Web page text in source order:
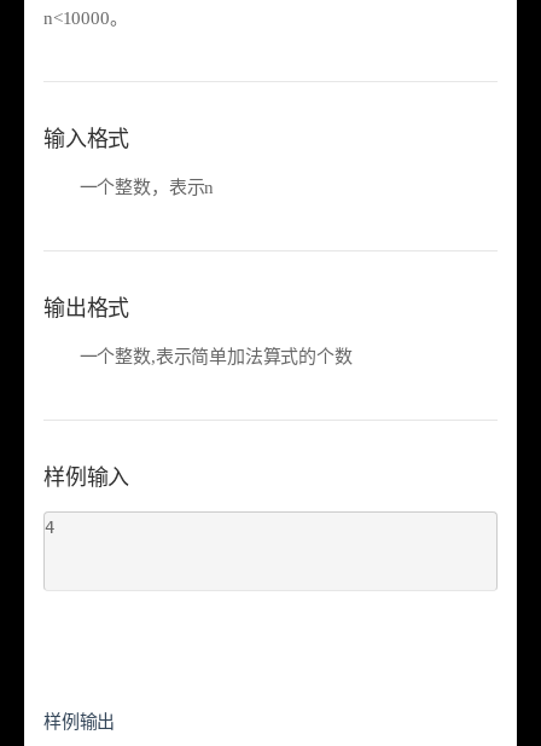
n<10000。
输入格式
一个整数，表示n
输出格式
一个整数,表示简单加法算式的个数
样例输入
4
样例输出